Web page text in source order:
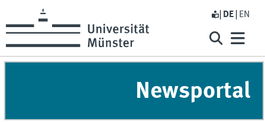
DE EN
Newsportal